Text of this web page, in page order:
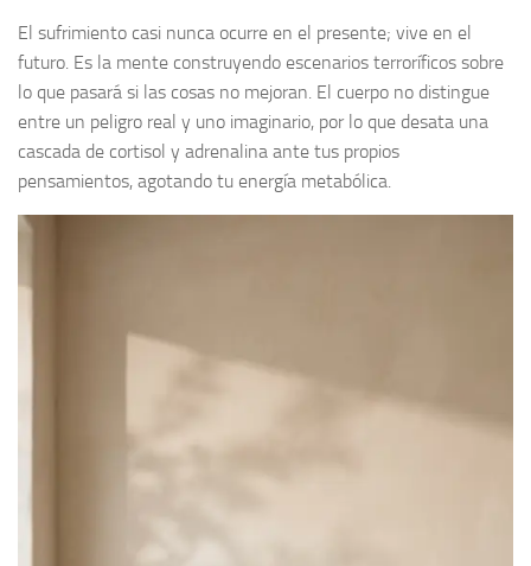
El sufrimiento casi nunca ocurre en el presente; vive en el
futuro. Es la mente construyendo escenarios terroríficos sobre
lo que pasará si las cosas no mejoran. El cuerpo no distingue
entre un peligro real y uno imaginario, por lo que desata una
cascada de cortisol y adrenalina ante tus propios
pensamientos, agotando tu energía metabólica.